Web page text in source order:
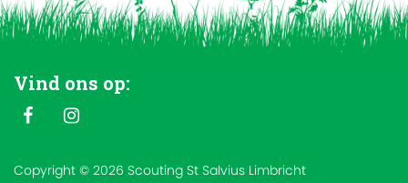
Vind ons op:
Copyright © 2026 Scouting St Salvius Limbricht